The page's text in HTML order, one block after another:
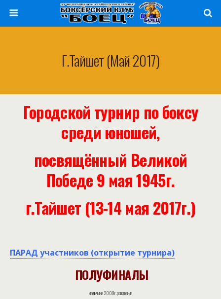
Г.Тайшет (май 2017)
Городской турнир по боксу
среди юношей,
посвящённый Великой
Победе 9 мая 1945г.
г.Тайшет (13-14 мая 2017г.)
ПАРАД участников (открытие турнира)
ПОЛУФИНАЛЫ
мальчики 2009г.рождения